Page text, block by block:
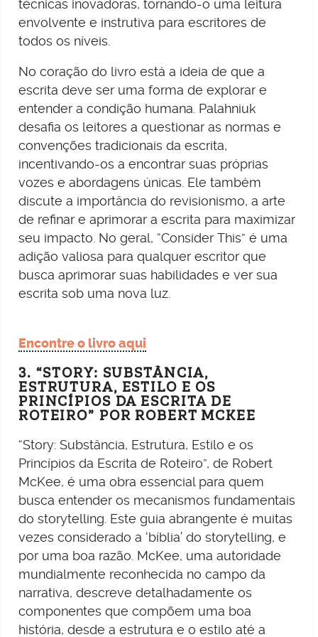
técnicas inovadoras, tornando-o uma leitura
envolvente e instrutiva para escritores de
todos os níveis.
No coração do livro está a ideia de que a
escrita deve ser uma forma de explorar e
entender a condição humana. Palahniuk
desafia os leitores a questionar as normas e
convenções tradicionais da escrita,
incentivando-os a encontrar suas próprias
vozes e abordagens únicas. Ele também
discute a importância do revisionismo, a arte
de refinar e aprimorar a escrita para maximizar
seu impacto. No geral, “Consider This” é uma
adição valiosa para qualquer escritor que
busca aprimorar suas habilidades e ver sua
escrita sob uma nova luz.
Encontre o livro aqui
3. “STORY: SUBSTÂNCIA,
ESTRUTURA, ESTILO E OS
PRINCÍPIOS DA ESCRITA DE
ROTEIRO” POR ROBERT MCKEE
“Story: Substância, Estrutura, Estilo e os
Princípios da Escrita de Roteiro”, de Robert
McKee, é uma obra essencial para quem
busca entender os mecanismos fundamentais
do storytelling. Este guia abrangente é muitas
vezes considerado a ‘bíblia’ do storytelling, e
por uma boa razão. McKee, uma autoridade
mundialmente reconhecida no campo da
narrativa, descreve detalhadamente os
componentes que compõem uma boa
história, desde a estrutura e o estilo até a